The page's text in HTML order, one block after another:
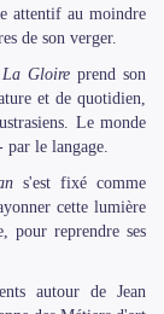
attentif au moindre
de son verger.
La Gloire prend son
et de quotidien,
Le monde
le langage.
s'est fixé comme
cette lumière
pour reprendre ses
autour de Jean